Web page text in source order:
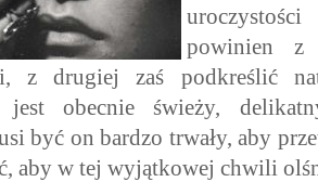
powinien z
z drugiej zaś podkreślić
jest obecnie świeży,
być on bardzo trwały, aby
aby w tej wyjątkowej chwili